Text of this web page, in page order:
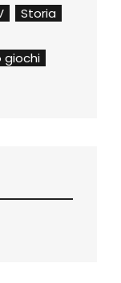
Storia
giochi